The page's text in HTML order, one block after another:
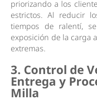
priorizando a los
estrictos. Al reducir
tiempos de ralentí,
exposición de la carga
extremas.
3. Control de
Entrega y
Milla